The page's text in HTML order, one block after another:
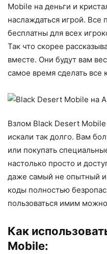
Mobile на деньги и
наслаждаться игрой. Все
бесплатны для всех
Так что скорее
вместе. Они будут вам
самое время сделать все
Взлом Black Desert
искали так долго. Вам
или покупать
настолько просто и
даже самый не опытный
коды полностью
пользоваться имим
Как
Mobile: